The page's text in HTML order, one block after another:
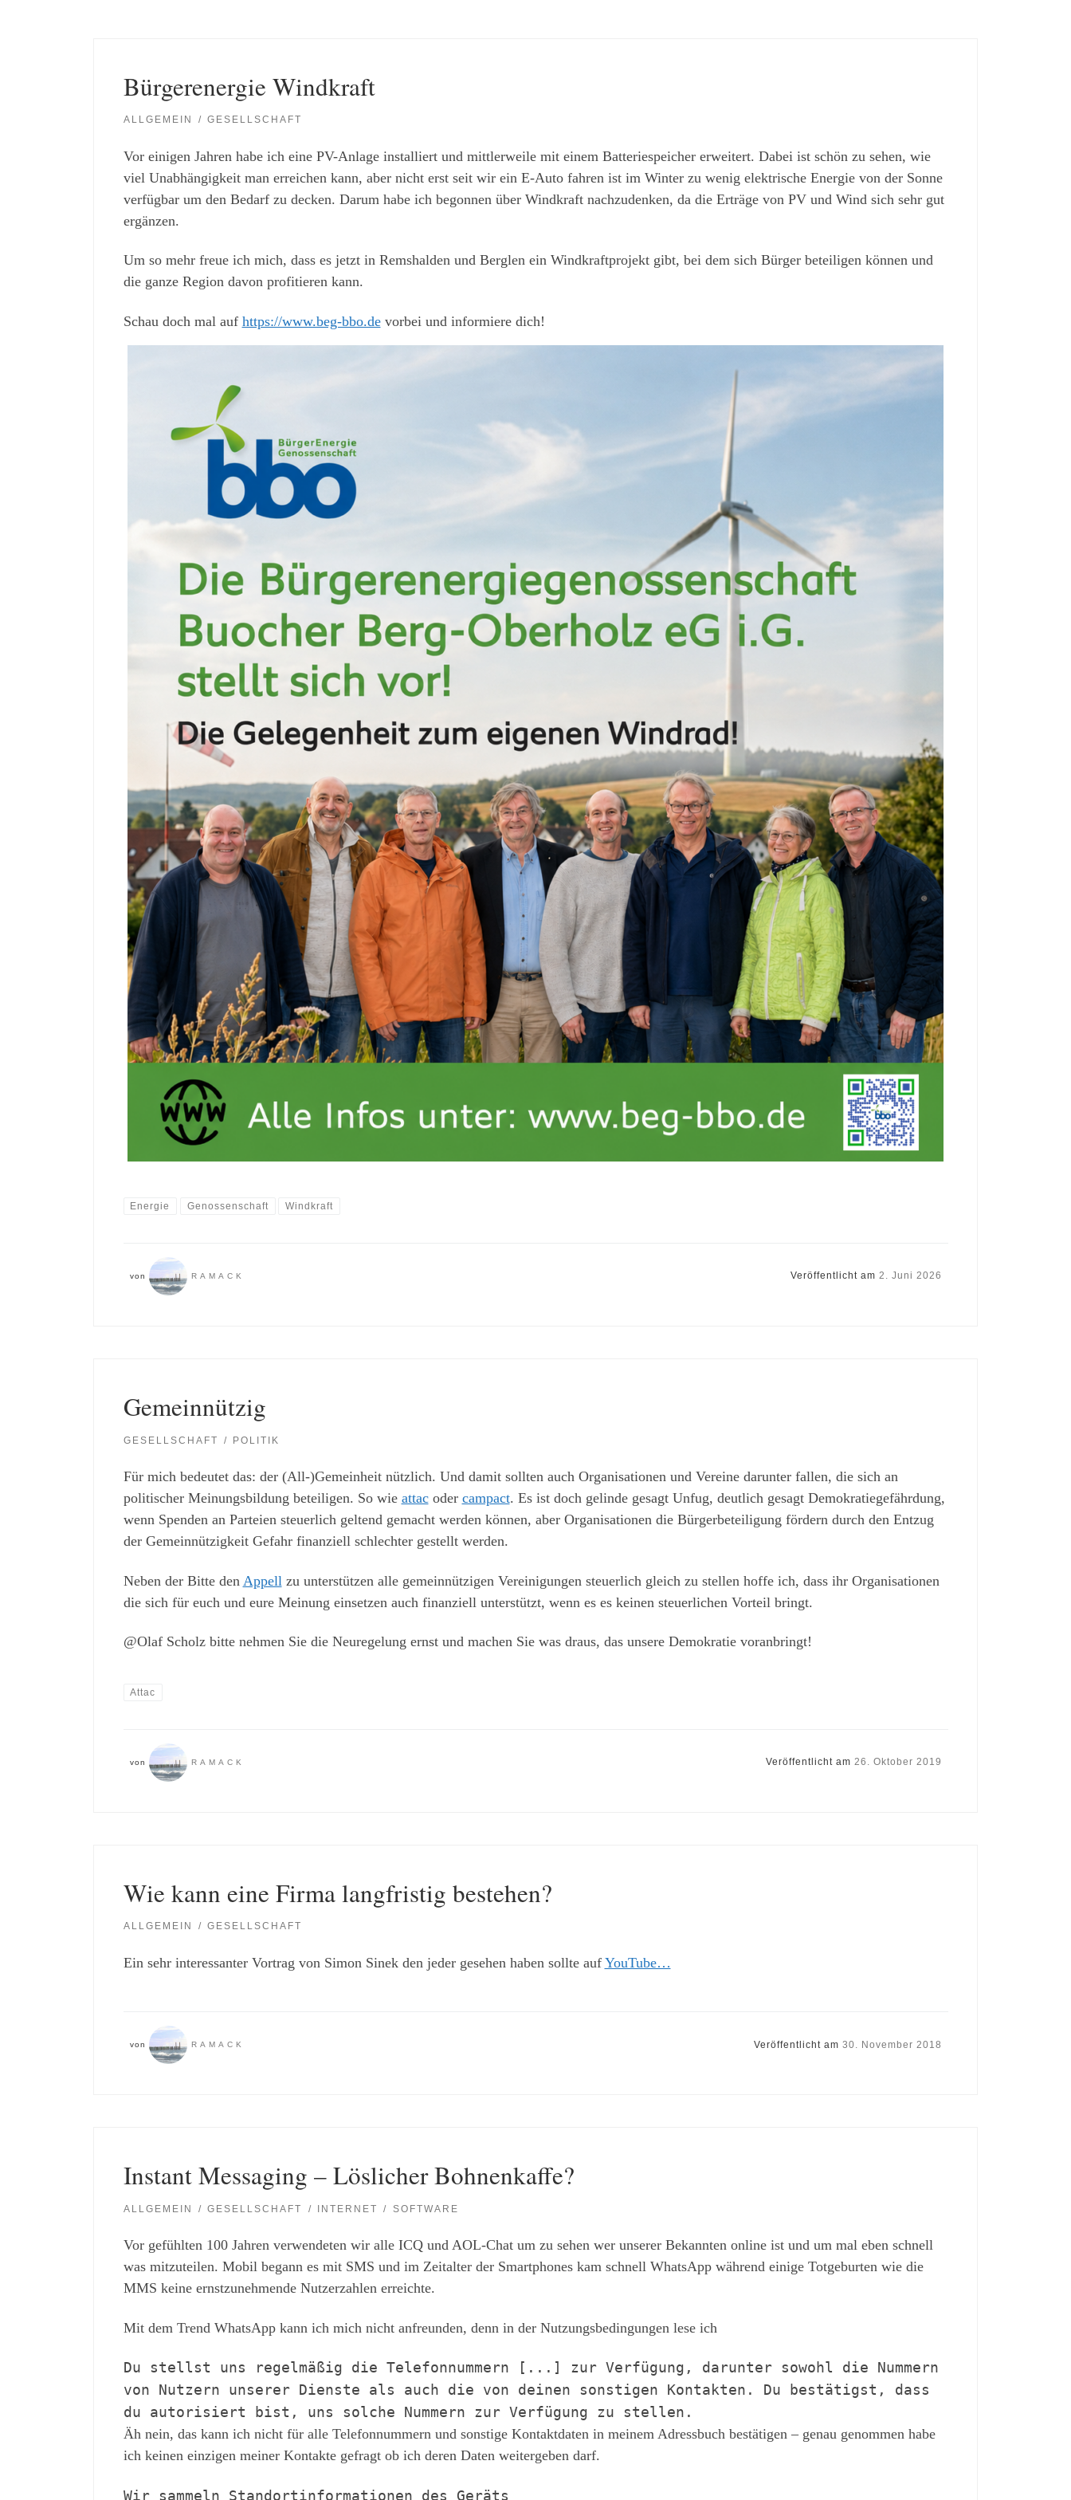
Bürgerenergie Windkraft
ALLGEMEIN GESELLSCHAFT
Vor einigen Jahren habe ich eine PV-Anlage installiert und mittlerweile mit einem Batteriespeicher erweitert. Dabei ist schön zu sehen, wie
viel Unabhängigkeit man erreichen kann, aber nicht erst seit wir ein E-Auto fahren ist im Winter zu wenig elektrische Energie von der Sonne
verfügbar um den Bedarf zu decken. Darum habe ich begonnen über Windkraft nachzudenken, da die Erträge von PV und Wind sich sehr gut
ergänzen.
Um so mehr freue ich mich, dass es jetzt in Remshalden und Berglen ein Windkraftprojekt gibt, bei dem sich Bürger beteiligen können und
die ganze Region davon profitieren kann.
Schau doch mal auf https://www.beg-bbo.devorbei und informiere dich!
Energie Genossenschaft Windkraft
von RAMACK Veröffentlicht am 2. Juni 2026
Gemeinnützig
GESELLSCHAFT POLITIK
Für mich bedeutet das: der (All-)Gemeinheit nützlich. Und damit sollten auch Organisationen und Vereine darunter fallen, die sich an
politischer Meinungsbildung beteiligen. So wie attacoder campact. Es ist doch gelinde gesagt Unfug, deutlich gesagt Demokratiegefährdung,
wenn Spenden an Parteien steuerlich geltend gemacht werden können, aber Organisationen die Bürgerbeteiligung fördern durch den Entzug
der Gemeinnützigkeit Gefahr finanziell schlechter gestellt werden.
Neben der Bitte den Appell zu unterstützen alle gemeinnützigen Vereinigungen steuerlich gleich zu stellen hoffe ich, dass ihr Organisationen
die sich für euch und eure Meinung einsetzen auch finanziell unterstützt, wenn es es keinen steuerlichen Vorteil bringt.
@Olaf Scholz bitte nehmen Sie die Neuregelung ernst und machen Sie was draus, das unsere Demokratie voranbringt!
Attac
von RAMACK Veröffentlicht am 26. Oktober 2019
Wie kann eine Firma langfristig bestehen?
ALLGEMEIN GESELLSCHAFT
Ein sehr interessanter Vortrag von Simon Sinek den jeder gesehen haben sollte auf YouTube…
von RAMACK Veröffentlicht am 30. November 2018
Instant Messaging – Löslicher Bohnenkaffe?
ALLGEMEIN GESELLSCHAFT INTERNET SOFTWARE
Vor gefühlten 100 Jahren verwendeten wir alle ICQ und AOL-Chat um zu sehen wer unserer Bekannten online ist und um mal eben schnell
was mitzuteilen. Mobil begann es mit SMS und im Zeitalter der Smartphones kam schnell WhatsApp während einige Totgeburten wie die
MMS keine ernstzunehmende Nutzerzahlen erreichte.
Mit dem Trend WhatsApp kann ich mich nicht anfreunden, denn in der Nutzungsbedingungen lese ich
Du stellst uns regelmäßig die Telefonnummern [...] zur Verfügung, darunter sowohl die Nummern
von Nutzern unserer Dienste als auch die von deinen sonstigen Kontakten. Du bestätigst, dass
du autorisiert bist, uns solche Nummern zur Verfügung zu stellen.
Äh nein, das kann ich nicht für alle Telefonnummern und sonstige Kontaktdaten in meinem Adressbuch bestätigen – genau genommen habe
ich keinen einzigen meiner Kontakte gefragt ob ich deren Daten weitergeben darf.
Wir sammeln Standortinformationen des Geräts